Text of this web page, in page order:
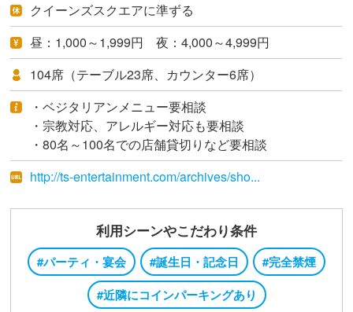
クイーンズスクエアに準ずる
昼：1,000～1,999円 夜：4,000～4,999円
104席（テーブル23席、カウンター6席）
・ベジタリアンメニュー要相談
・宗教対応、アレルギー対応も要相談
・80名～100名での店舗貸切りなど要相談
http://ts-entertainment.com/archives/sho...
利用シーンやこだわり条件
#パーティ・宴会 #誕生日・記念日
#完全禁煙
#近隣にコインパーキングあり